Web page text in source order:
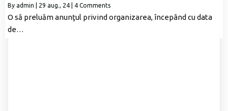
By admin 29 aug., 24 4 Comments
O să preluăm anunţul privind organizarea, începând cu data
de…